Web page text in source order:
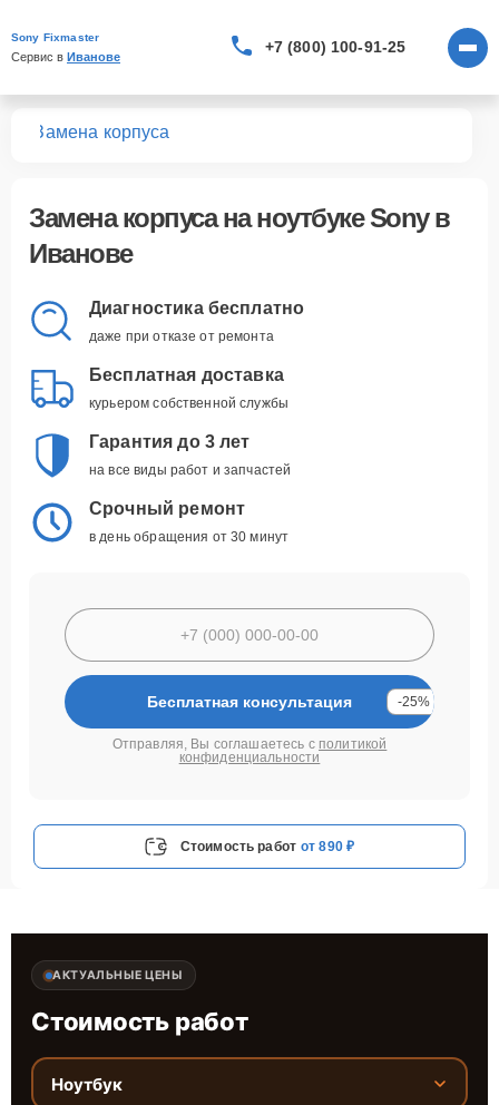
Sony Fixmaster
Сервис в Иванове
+7 (800) 100-91-25
Замена корпуса
Замена корпусана ноутбуке Sony в
Иванове
Диагностика бесплатно
даже при отказе от ремонта
Бесплатная доставка
курьером собственной службы
Гарантия до 3 лет
на все виды работ и запчастей
Срочный ремонт
в день обращения от 30 минут
Бесплатная консультация -25%
Отправляя, Вы соглашаетесь с политикой
конфиденциальности
Стоимость работ от 890 ₽
АКТУАЛЬНЫЕ ЦЕНЫ
Стоимость работ
Ноутбук